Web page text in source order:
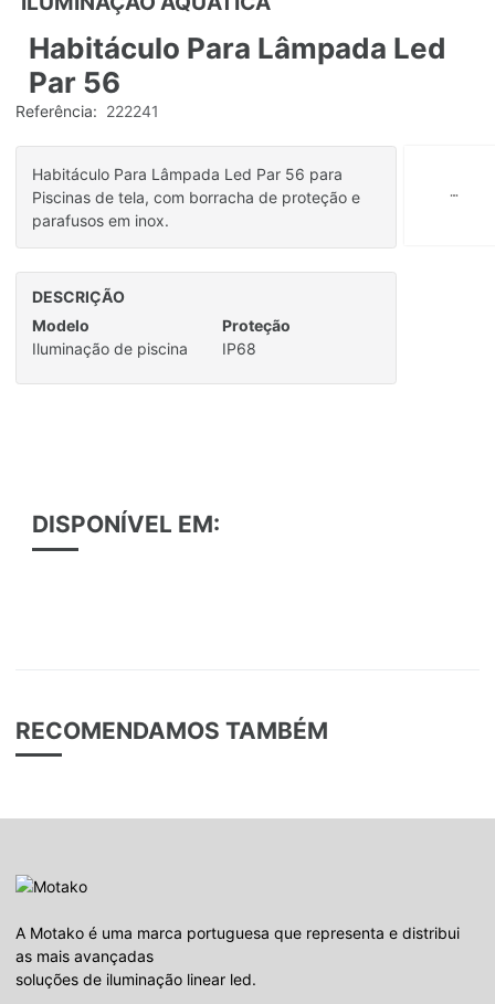
Habitáculo Para Lâmpada Led
Par 56
Referência: 222241
Habitáculo Para Lâmpada Led Par 56 para
Piscinas de tela, com borracha de proteção e
parafusos em inox.
DESCRIÇÃO
Modelo
Iluminação de piscina
Proteção
IP68
DISPONÍVEL EM:
RECOMENDAMOS TAMBÉM
A Motako é uma marca portuguesa que representa e distribui
as mais avançadas
soluções de iluminação linear led.